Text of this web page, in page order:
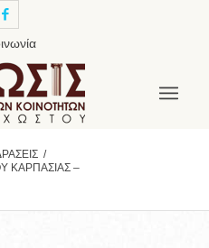
/
ΚΑΡΠΑΣΙΑΣ –